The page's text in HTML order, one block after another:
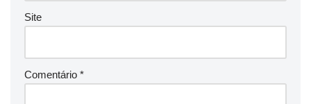
Site
Comentário *